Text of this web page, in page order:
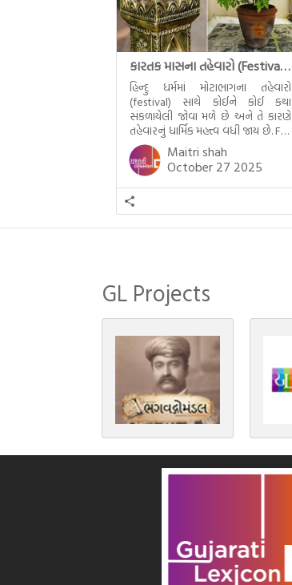
કારતક માસના તહેવારો (Festival of Kartik)
હિન્દુ ધર્મમાં મોટાભાગના તહેવારો
(festival) સાથે કોઈને કોઈ કથા
સંકળાયેલી જોવા મળે છે અને તે કારણે
તહેવારનું ધાર્મિક મહત્ત્વ વધી જાય છે. For
example, હાલમાં જ પ્રકાશનો તહેવાર
દિવાળી(diwali)ની ઉજવણી થઈ. પરંતુ
અષાઢ મહિનામાં આવતી દેવપોઢી
અગિયારસથી લઈને કારતિક સુદ
અગિયારસના રોજ આવતી દેવ ઊઠી
અગિયારસ વચ્ચે મોટેભાગે યજ્ઞોપવીત
સંસ્કાર, લગ્ન, દીક્ષાગ્રહણ, યજ્ઞ, ગૃહપ્રવેશ
Maitri shah
October 27 2025
GL Projects